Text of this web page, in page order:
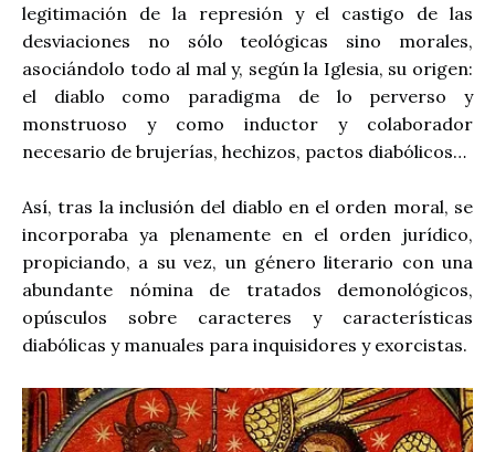
legitimación de la represión y el castigo de las
desviaciones no sólo teológicas sino morales,
asociándolo todo al mal y, según la Iglesia, su origen:
el diablo como paradigma de lo perverso y
monstruoso y como inductor y colaborador
necesario de brujerías, hechizos, pactos diabólicos…
Así, tras la inclusión del diablo en el orden moral, se
incorporaba ya plenamente en el orden jurídico,
propiciando, a su vez, un género literario con una
abundante nómina de tratados demonológicos,
opúsculos sobre caracteres y características
diabólicas y manuales para inquisidores y exorcistas.